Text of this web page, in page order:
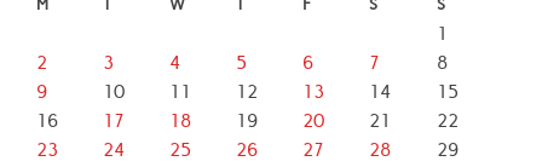
M T W T F S S
1
2
3 4 5 6 7
8
9
10 11 12 13 14
15
16
17 18 19 20 21
22
23
24 25 26 27 28
29